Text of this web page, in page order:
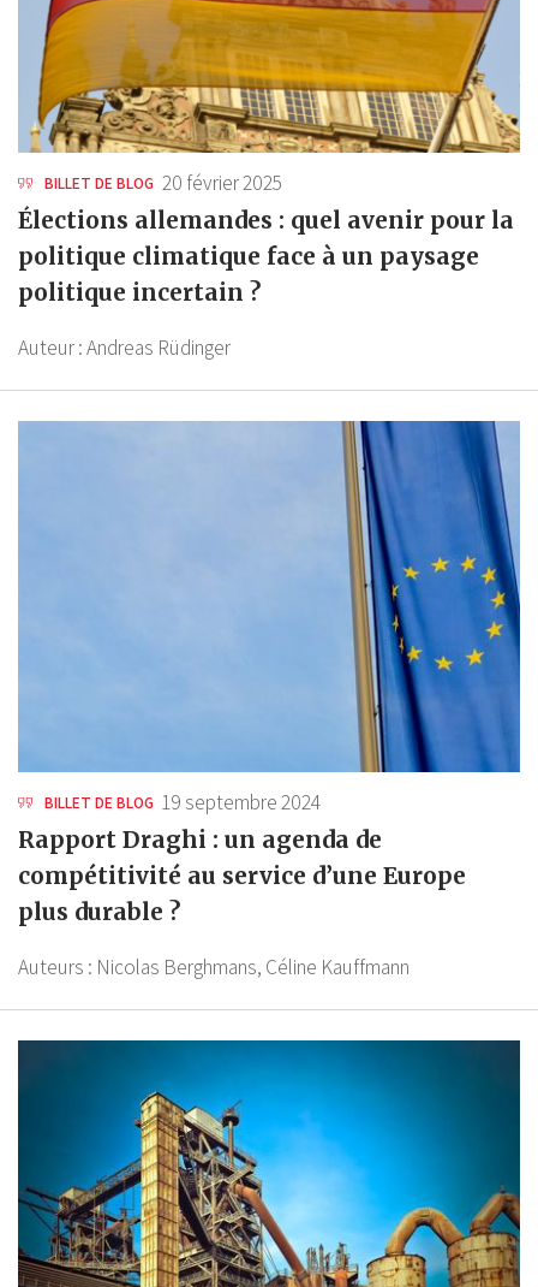
BILLET DE BLOG 20 février 2025
Élections allemandes : quel avenir pour la
politique climatique face à un paysage
politique incertain ?
Auteur :Andreas Rüdinger
BILLET DE BLOG 19 septembre 2024
Rapport Draghi : un agenda de
compétitivité au service d’une Europe
plus durable ?
Auteurs : Nicolas Berghmans, Céline Kauffmann